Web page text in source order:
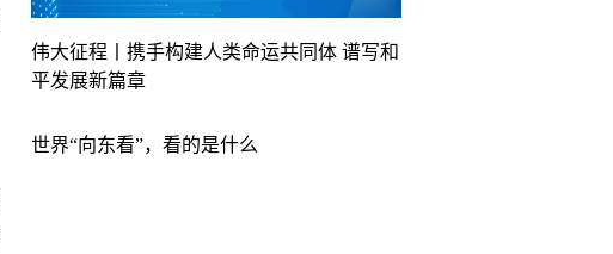
伟大征程丨携手构建人类命运共同体 谱写和
平发展新篇章
世界“向东看”，看的是什么